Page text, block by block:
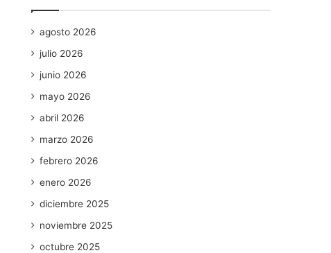
agosto 2026
julio 2026
junio 2026
mayo 2026
abril 2026
marzo 2026
febrero 2026
enero 2026
diciembre 2025
noviembre 2025
octubre 2025